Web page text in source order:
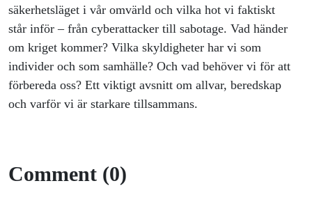
säkerhetsläget i vår omvärld och vilka hot vi faktiskt
står inför – från cyberattacker till sabotage. Vad händer
om kriget kommer? Vilka skyldigheter har vi som
individer och som samhälle? Och vad behöver vi för att
förbereda oss? Ett viktigt avsnitt om allvar, beredskap
och varför vi är starkare tillsammans.
Comment (0)